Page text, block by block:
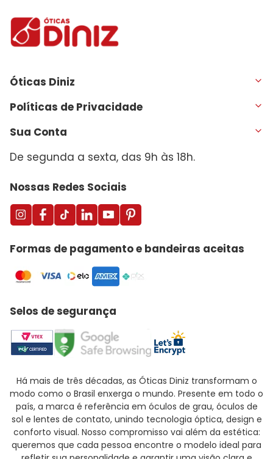
Óticas Diniz
Políticas de Privacidade
Sua Conta
De segunda a sexta, das 9h às 18h.
Nossas Redes Sociais
Formas de pagamento e bandeiras aceitas
Selos de segurança
Há mais de três décadas, as Óticas Diniz transformam o
modo como o Brasil enxerga o mundo. Presente em todo o
país, a marca é referência em óculos de grau, óculos de
sol e lentes de contato, unindo tecnologia óptica, design e
conforto visual. Nosso compromisso vai além da estética:
queremos que cada pessoa encontre o modelo ideal para